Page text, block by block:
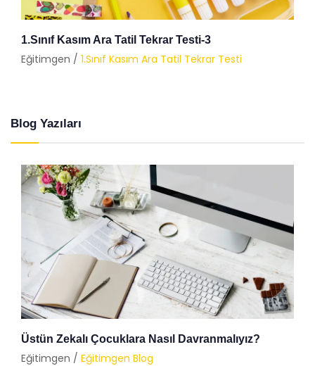
1.Sınıf Kasım Ara Tatil Tekrar Testi-3
Eğitimgen / 1.Sınıf Kasım Ara Tatil Tekrar Testi
Blog Yazıları
Üstün Zekalı Çocuklara Nasıl Davranmalıyız?
Eğitimgen / Eğitimgen Blog